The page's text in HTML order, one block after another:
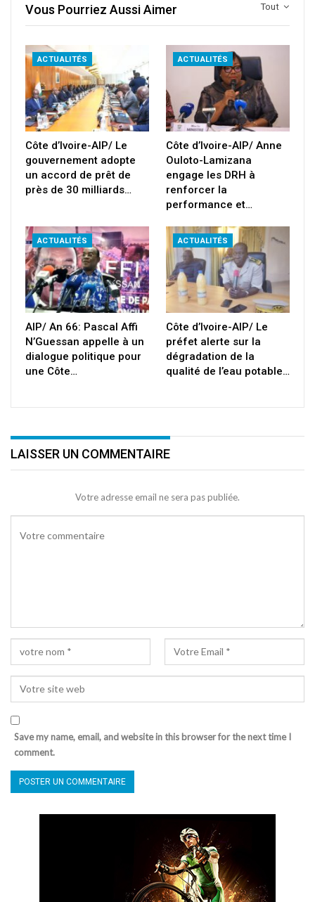
Tout
Vous Pourriez Aussi Aimer
ACTUALITÉS
Côte d’Ivoire-AIP/ Le
gouvernement adopte
un accord de prêt de
près de 30 milliards…
ACTUALITÉS
Côte d’Ivoire-AIP/ Anne
Ouloto-Lamizana
engage les DRH à
renforcer la
performance et…
ACTUALITÉS
AIP/ An 66: Pascal Affi
N’Guessan appelle à un
dialogue politique pour
une Côte…
ACTUALITÉS
Côte d’Ivoire-AIP/ Le
préfet alerte sur la
dégradation de la
qualité de l’eau potable…
LAISSER UN COMMENTAIRE
Votre adresse email ne sera pas publiée.
Save my name, email, and website in this browser for the next time I
comment.